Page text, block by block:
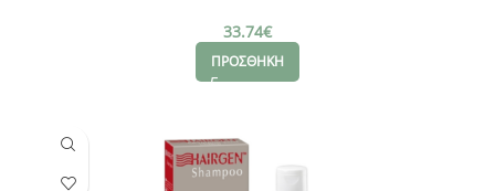
33.74€
ΠΡΟΣΘΗΚΗ